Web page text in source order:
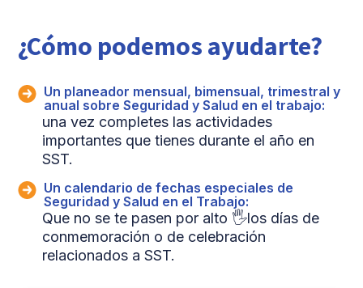
¿Cómo podemos ayudarte?
Un planeador mensual, bimensual, trimestral y
anual sobre Seguridad y Salud en el trabajo:
una vez completes las actividades
importantes que tienes durante el año en
SST.
Un calendario de fechas especiales de
Seguridad y Salud en el Trabajo:
Que no se te pasen por alto 🖐los días de
conmemoración o de celebración
relacionados a SST.